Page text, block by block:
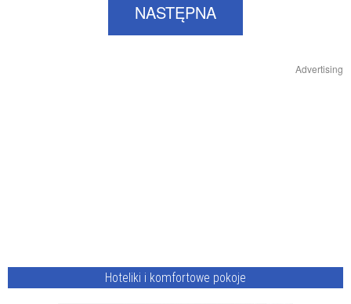
NASTĘPNA
Advertising
Hoteliki i komfortowe pokoje